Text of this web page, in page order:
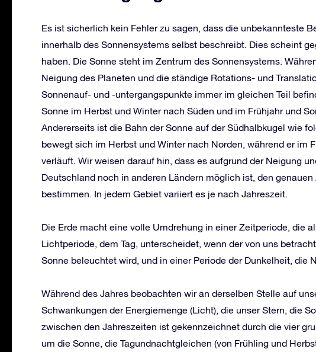
Es ist sicherlich kein Fehler zu sagen, dass die unbekannteste
innerhalb des Sonnensystems selbst beschreibt. Dies scheint
haben. Die Sonne steht im Zentrum des Sonnensystems.
Neigung des Planeten und die ständige Rotations- und
Sonnenauf- und -untergangspunkte immer im gleichen Teil
Sonne im Herbst und Winter nach Süden und im Frühjahr und
Andererseits ist die Bahn der Sonne auf der Südhalbkugel wie
bewegt sich im Herbst und Winter nach Norden, während er im
verläuft. Wir weisen darauf hin, dass es aufgrund der Neigung
Deutschland noch in anderen Ländern möglich ist, den
bestimmen. In jedem Gebiet variiert es je nach Jahreszeit.
Die Erde macht eine volle Umdrehung in einer Zeitperiode, die
Lichtperiode, dem Tag, unterscheidet, wenn der von uns
Sonne beleuchtet wird, und in einer Periode der Dunkelheit, die
Während des Jahres beobachten wir an derselben Stelle auf
Schwankungen der Energiemenge (Licht), die unser Stern, die
zwischen den Jahreszeiten ist gekennzeichnet durch die vier
um die Sonne, die Tagundnachtgleichen (von Frühling und